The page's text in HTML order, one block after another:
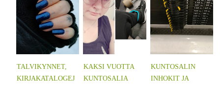
TALVIKYNNET,
KIRJAKATALOGEJ
KAKSI VUOTTA
KUNTOSALIA
KUNTOSALIN
INHOKIT JA